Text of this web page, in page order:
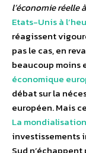
l’économie réelle
Etats-Unis à
réagissent
pas le cas, en
beaucoup moins
économique
débat sur la
européen. Mais
La
investissements